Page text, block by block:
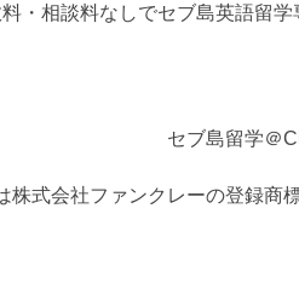
・相談料なしでセブ島英語留学
セブ島留学＠
式会社ファンクレーの登録商標